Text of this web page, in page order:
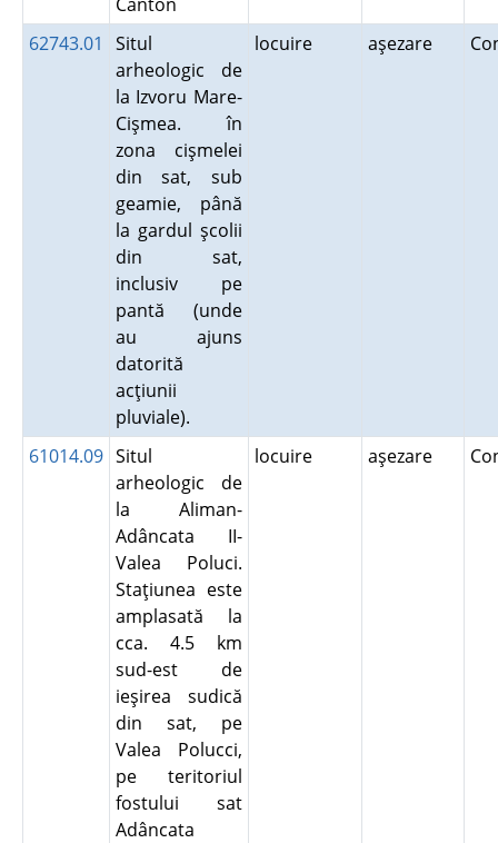
62743.01
Situl
arheologic de
la Izvoru Mare-
Cişmea. în
zona cişmelei
din sat, sub
geamie, până
la gardul şcolii
din sat,
inclusiv pe
pantă (unde
au ajuns
datorită
acţiunii
pluviale).
locuire aşezare
61014.09 Situl
arheologic de
la Aliman-
Adâncata II-
Valea Poluci.
Staţiunea este
amplasată la
cca. 4.5 km
sud-est de
ieşirea sudică
din sat, pe
Valea Polucci,
pe teritoriul
fostului sat
Adâncata
locuire aşezare